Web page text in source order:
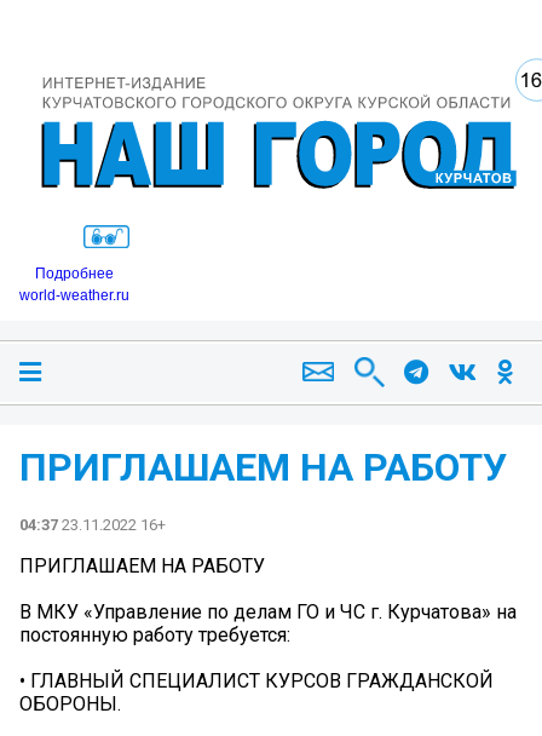
Подробнее
world-weather.ru
ПРИГЛАШАЕМ НА РАБОТУ
04:37 23.11.2022 16+
ПРИГЛАШАЕМ НА РАБОТУ
В МКУ «Управление по делам ГО и ЧС г. Курчатова» на
постоянную работу требуется:
• ГЛАВНЫЙ СПЕЦИАЛИСТ КУРСОВ ГРАЖДАНСКОЙ
ОБОРОНЫ.